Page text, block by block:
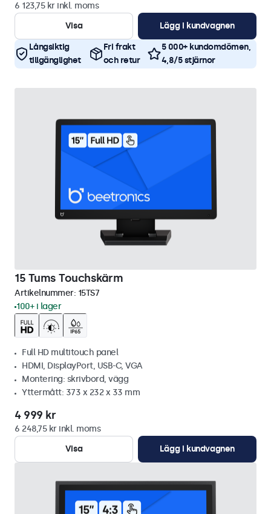
6 123,75 kr inkl. moms
Visa
Lägg i kundvagnen
Långsiktig
tillgänglighet
Fri frakt
och retur
5 000+ kundomdömen,
4,8/5 stjärnor
15 Tums Touchskärm
Artikelnummer: 15TS7
100+ i lager
Full HD multitouch panel
HDMI, DisplayPort, USB-C, VGA
Montering: skrivbord, vägg
Yttermått: 373 x 232 x 33 mm
4 999 kr
6 248,75 kr inkl. moms
Visa
Lägg i kundvagnen